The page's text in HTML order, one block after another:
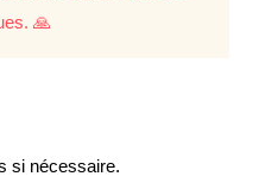
🙏
si nécessaire.